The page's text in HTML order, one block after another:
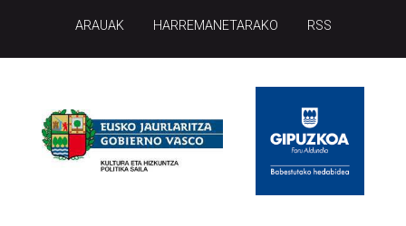
ARAUAK HARREMANETARAKO RSS